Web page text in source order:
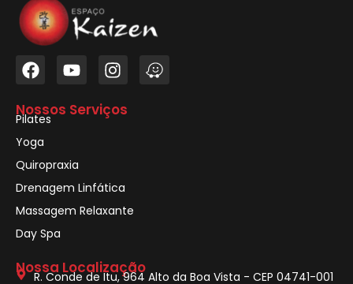
Nossos Serviços
Pilates
Yoga
Quiropraxia
Drenagem Linfática
Massagem Relaxante
Day Spa
Nossa Localização
R. Conde de Itu, 964 Alto da Boa Vista - CEP 04741-001